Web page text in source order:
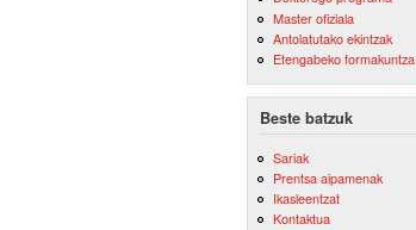
Master ofiziala
Antolatutako ekintzak
Etengabeko formakuntza
Beste batzuk
Sariak
Prentsa aipamenak
Ikasleentzat
Kontaktua